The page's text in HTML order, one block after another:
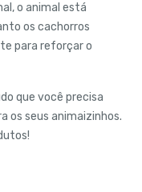
o animal está
os cachorros
para reforçar o
que você precisa
os seus animaizinhos.